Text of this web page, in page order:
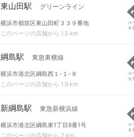
東山田駅 グリーンライン
横浜市都筑区東山田町３３９番地
このページの店舗から 1.5 km
ル
を
綱島駅 東急東横線
横浜市港北区綱島西１-１-８
このページの店舗から 1.9 km
ル
を
新綱島駅 東急新横浜線
横浜市港北区綱島東1丁目8番1号
このページの店舗から 2 km
ル
を